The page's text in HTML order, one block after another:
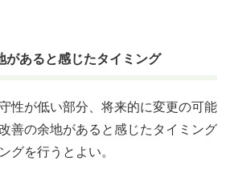
があると感じたタイミング
性が低い部分、将来的に変更の可能
善の余地があると感じたタイミング
グを行うとよい。